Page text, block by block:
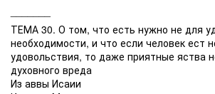
ТЕМА 30. О том, что есть нужно не для
необходимости, и что если человек ест
удовольствия, то даже приятные яства
духовного вреда
Из аввы Исаии